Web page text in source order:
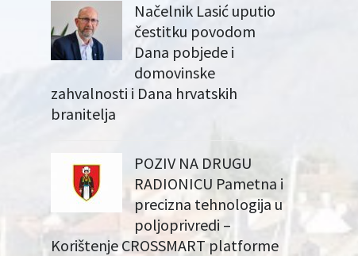
Načelnik Lasić uputio
čestitku povodom
Dana pobjede i
domovinske
zahvalnosti i Dana hrvatskih
branitelja
POZIV NA DRUGU
RADIONICU Pametna i
precizna tehnologija u
poljoprivredi –
Korištenje CROSSMART platforme